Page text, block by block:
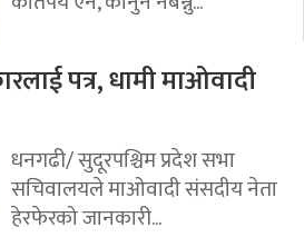
पत्र, धामी माओवादी
धनगढी/ सुदूरपश्चिम प्रदेश सभा
सचिवालयले माओवादी संसदीय नेता
हेरफेरको जानकारी...